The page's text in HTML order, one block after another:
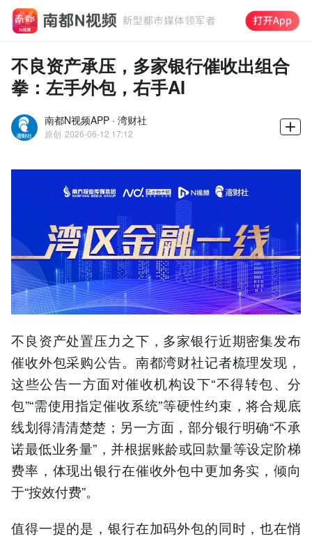
不良资产承压，多家银行催收出组合
拳：左手外包，右手AI
南都N视频APP · 湾财社
原创 2026-06-12 17:12
不良资产处置压力之下，多家银行近期密集发布
催收外包采购公告。南都湾财社记者梳理发现，
这些公告一方面对催收机构设下“不得转包、分
包”“需使用指定催收系统”等硬性约束，将合规底
线划得清清楚楚；另一方面，部分银行明确“不承
诺最低业务量”，并根据账龄或回款量等设定阶梯
费率，体现出银行在催收外包中更加务实，倾向
于“按效付费”。
值得一提的是，银行在加码外包的同时，也在悄